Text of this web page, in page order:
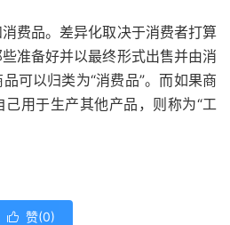
费品。差异化取决于消费者打算
准备好并以最终形式出售并由消
可以归类为“消费品”。而如果商
用于生产其他产品，则称为“工
 赞(0)